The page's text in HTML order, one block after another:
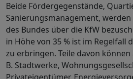
Beide Fördergegenstände,
Sanierungsmanagement,
des Bundes über die KfW
in Höhe von 35 % ist im Regelfall
zu erbringen. Teile davon
B. Stadtwerke,